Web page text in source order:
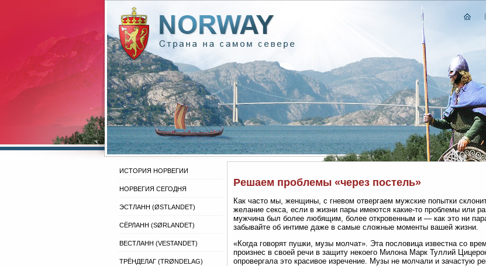
ИСТОРИЯ НОРВЕГИИ
НОРВЕГИЯ СЕГОДНЯ
ЭСТЛАНН (ØSTLANDET)
СЁРЛАНН (SØRLANDET)
ВЕСТЛАНН (VESTANDET)
ТРЁНДЕЛАГ (TRØNDELAG)
Решаем проблемы «через постель»
Как часто мы, женщины, с гневом отвергаем мужские попытки
желание секса, если в жизни пары имеются какие-то проблемы или
мужчина был более любящим, более откровенным и — как это ни
забывайте об интиме даже в самые сложные моменты вашей жизни.
«Когда говорят пушки, музы молчат». Эта пословица известна со
произнес в своей речи в защиту некоего Милона Марк Туллий
опровергала это красивое изречение. Музы не молчали и зачастую